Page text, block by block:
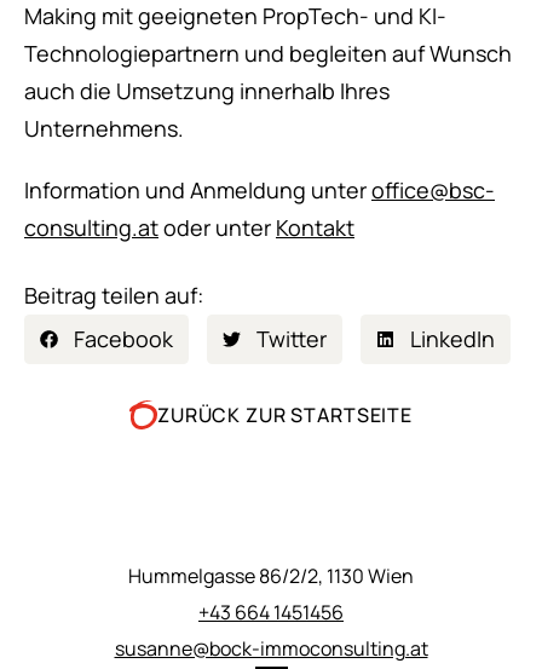
Making mit geeigneten PropTech- und KI-
Technologiepartnern und begleiten auf Wunsch
auch die Umsetzung innerhalb Ihres
Unternehmens.
Information und Anmeldung unteroffice@bsc-
consulting.atoder unter Kontakt
Beitrag teilen auf:
Facebook
Twitter LinkedIn
ZURÜCK ZUR STARTSEITE
Hummelgasse 86/2/2, 1130 Wien
+43 664 1451456
susanne@bock-immoconsulting.at